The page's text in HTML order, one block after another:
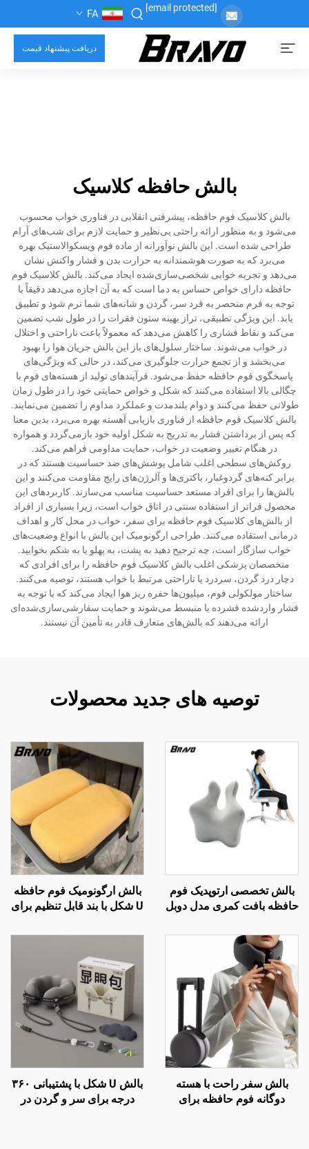
[email protected]
FA
دریافت پیشنهاد قیمت
بالش حافظه کلاسیک
بالش کلاسیک فوم حافظه، پیشرفتی انقلابی در فناوری خواب محسوب
می‌شود و به منظور ارائه راحتی بی‌نظیر و حمایت لازم برای شب‌های آرام
طراحی شده است. این بالش نوآورانه از ماده فوم ویسکوالاستیک بهره
می‌برد که به صورت هوشمندانه به حرارت بدن و فشار واکنش نشان
می‌دهد و تجربه خوابی شخصی‌سازی‌شده ایجاد می‌کند. بالش کلاسیک فوم
حافظه دارای خواص حساس به دما است که به آن اجازه می‌دهد دقیقاً با
توجه به فرم منحصر به فرد سر، گردن و شانه‌های شما نرم شود و تطبیق
یابد. این ویژگی تطبیقی، تراز بهینه ستون فقرات را در طول شب تضمین
می‌کند و نقاط فشاری را کاهش می‌دهد که معمولاً باعث ناراحتی و اختلال
در خواب می‌شوند. ساختار سلول‌های باز این بالش جریان هوا را بهبود
می‌بخشد و از تجمع حرارت جلوگیری می‌کند، در حالی که ویژگی‌های
پاسخگوی فوم حافظه حفظ می‌شود. فرآیندهای تولید از هسته‌های فوم با
چگالی بالا استفاده می‌کنند که شکل و خواص حمایتی خود را در طول زمان
طولانی حفظ می‌کنند و دوام بلندمدت و عملکرد مداوم را تضمین می‌نمایند.
بالش کلاسیک فوم حافظه از فناوری بازیابی آهسته بهره می‌برد، بدین معنا
که پس از برداشتن فشار به تدریج به شکل اولیه خود بازمی‌گردد و همواره
در هنگام تغییر وضعیت در خواب، حمایت مداومی فراهم می‌کند.
روکش‌های سطحی اغلب شامل پوشش‌های ضد حساسیت هستند که در
برابر کنه‌های گردوغبار، باکتری‌ها و آلرژن‌های رایج مقاومت می‌کنند و این
بالش‌ها را برای افراد مستعد حساسیت مناسب می‌سازند. کاربردهای این
محصول فراتر از استفاده سنتی در اتاق خواب است، زیرا بسیاری از افراد
از بالش‌های کلاسیک فوم حافظه برای سفر، خواب در محل کار و اهداف
درمانی استفاده می‌کنند. طراحی ارگونومیک این بالش با انواع وضعیت‌های
خواب سازگار است، چه ترجیح دهید به پشت، به پهلو یا به شکم بخوابید.
متخصصان پزشکی اغلب بالش کلاسیک فوم حافظه را برای افرادی که
دچار درد گردن، سردرد یا ناراحتی مرتبط با خواب هستند، توصیه می‌کنند.
ساختار مولکولی فوم، میلیون‌ها حفره ریز هوا ایجاد می‌کند که با توجه به
فشار واردشده فشرده یا منبسط می‌شوند و حمایت سفارشی‌سازی‌شده‌ای
ارائه می‌دهند که بالش‌های متعارف قادر به تأمین آن نیستند.
توصیه های جدید محصولات
بالش تخصصی ارتوپدیک فوم
حافظه بافت کمری مدل دوبل
بالش کمر B2
بالش ارگونومیک فوم حافظه
U شکل با بند قابل تنظیم برای
بالش سفر راحت با هسته
دوگانه فوم حافظه برای
بالش U شکل با پشتیبانی ۳۶۰
درجه برای سر و گردن در